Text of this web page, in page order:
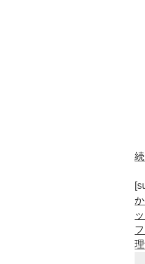
“
の
た
め
の
節